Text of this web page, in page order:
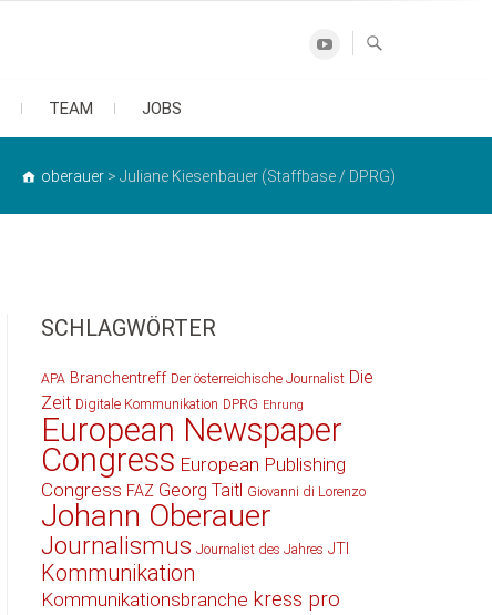
Youtube
TEAM JOBS
oberauer > Juliane Kiesenbauer (Staffbase / DPRG)
SCHLAGWÖRTER
APA Branchentreff Der österreichische Journalist Die
Zeit Digitale Kommunikation DPRG Ehrung
European Newspaper
Congress European Publishing
Congress FAZ Georg Taitl Giovanni di Lorenzo
Johann Oberauer
Journalismus Journalist des Jahres JTI
Kommunikation
Kommunikationsbranche kress pro